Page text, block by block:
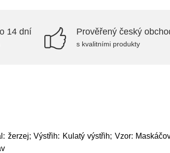
14 dní Prověřený český
s kvalitními produkty
Výstřih: Kulatý výstřih; Vzor: